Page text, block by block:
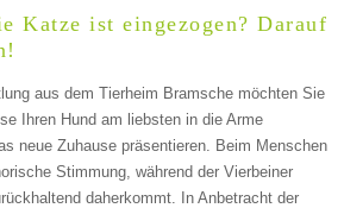
ABSENDEN
Katze ist eingezogen? Darauf
aus dem Tierheim Bramsche möchten Sie
Ihren Hund am liebsten in die Arme
neue Zuhause präsentieren. Beim Menschen
Stimmung, während der Vierbeiner
daherkommt. In Anbetracht der